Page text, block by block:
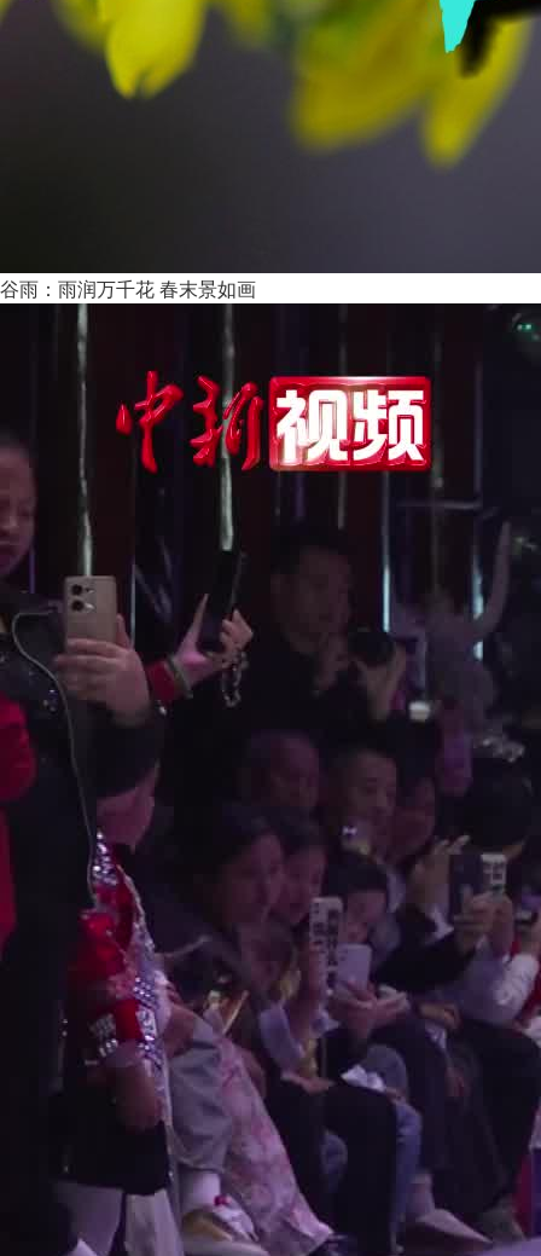
谷雨：雨润万千花 春末景如画